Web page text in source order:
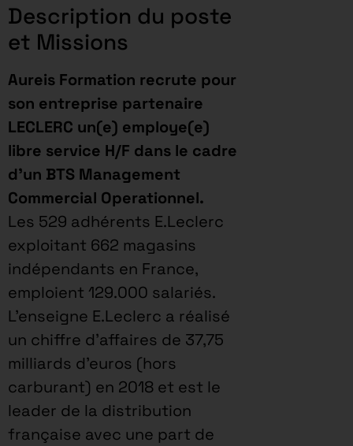
Description du poste
et Missions
Aureis Formation recrute pour
son entreprise partenaire
LECLERC un(e) employe(e)
libre service H/F dans le cadre
d’un BTS Management
Commercial Operationnel.
Les 529 adhérents E.Leclerc
exploitant 662 magasins
indépendants en France,
emploient 129.000 salariés.
L’enseigne E.Leclerc a réalisé
un chiffre d’affaires de 37,75
milliards d’euros (hors
carburant) en 2018 et est le
leader de la distribution
française avec une part de